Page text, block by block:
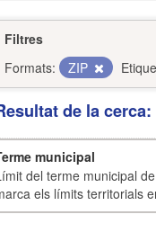
Filtres
Formats:
ZIP
de la
municipal
del terme municipal
els límits territorials